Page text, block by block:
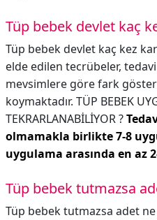
Tüp bebek devlet kaç
Tüp bebek devlet kaç kez
elde edilen tecrübeler, tedavi
mevsimlere göre fark
koymaktadır. TÜP BEBEK
TEKRARLANABİLİYOR ?
olmamakla birlikte 7-8
uygulama arasında en az
Tüp bebek tutmazsa
Tüp bebek tutmazsa adet